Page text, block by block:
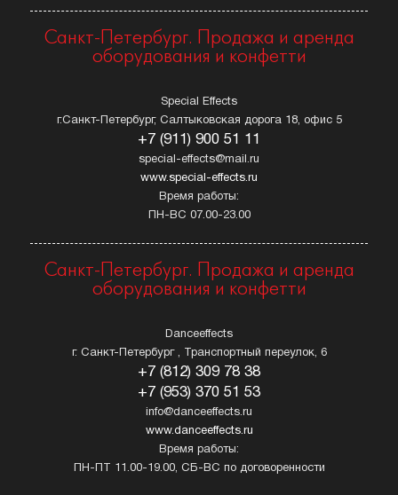
Санкт-Петербург. Продажа и аренда
оборудования и конфетти
Special Effects
г.Санкт-Петербург, Салтыковская дорога 18, офис 5
+7 (911) 900 51 11
special-effects@mail.ru
www.special-effects.ru
Время работы:
ПН-ВС 07.00-23.00
Санкт-Петербург. Продажа и аренда
оборудования и конфетти
Danceeffects
г. Санкт-Петербург , Транспортный переулок, 6
+7 (812) 309 78 38
+7 (953) 370 51 53
info@danceeffects.ru
www.danceeffects.ru
Время работы:
ПН-ПТ 11.00-19.00, СБ-ВС по договоренности